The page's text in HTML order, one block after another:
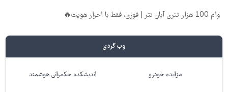
وام 100 هزار تتری آبان تتر | فوری، فقط با احراز هویت🔥
وب گردی
مزایده خودرو اندیشکده حکمرانی هوشمند